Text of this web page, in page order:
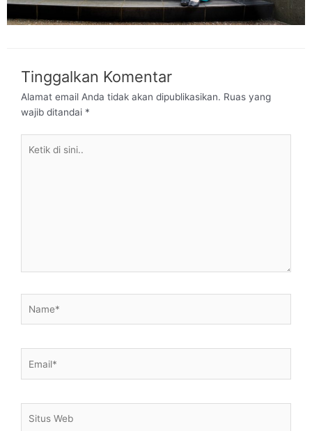
Tinggalkan Komentar
Alamat email Anda tidak akan dipublikasikan. Ruas yang
wajib ditandai *
Web